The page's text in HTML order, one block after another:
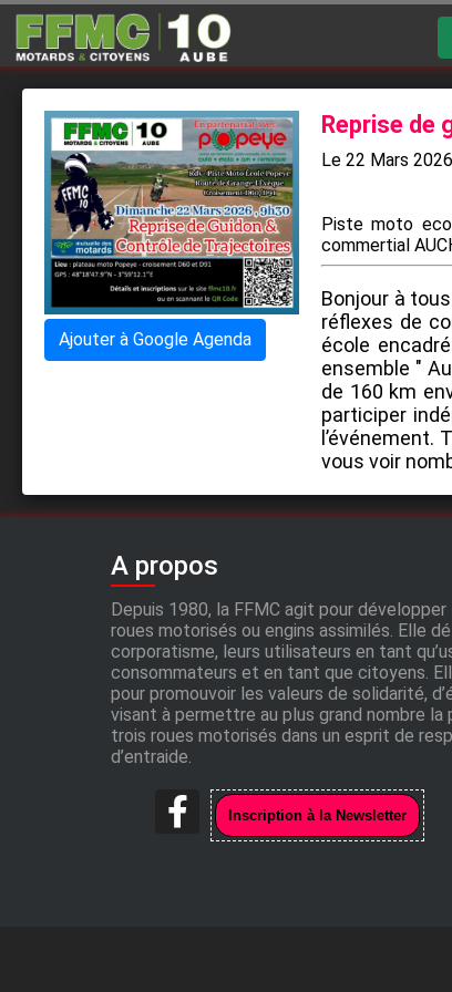
Ajouter à Google Agenda
Reprise de
Le 22 Mars
Piste moto
commertial
Bonjour à
réflexes de
école
ensemble "
de 160 km
participer
vous voir
A propos
Depuis 1980, la FFMC agit pour
roues motorisés ou engins assimilés. Elle
corporatisme, leurs utilisateurs en tant
consommateurs et en tant que citoyens.
pour promouvoir les valeurs de solidarité,
visant à permettre au plus grand nombre la
trois roues motorisés dans un esprit de
d’entraide.